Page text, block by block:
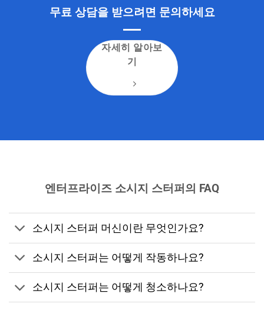
무료 상담을 받으려면 문의하세요
자세히 알아보
기
엔터프라이즈 소시지 스터퍼의 FAQ
소시지 스터퍼 머신이란 무엇인가요?
소시지 스터퍼는 어떻게 작동하나요?
소시지 스터퍼는 어떻게 청소하나요?